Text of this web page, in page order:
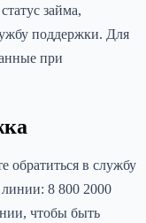
займа,
поддержки. Для
при
обратиться в службу
8 800 2000
чтобы быть